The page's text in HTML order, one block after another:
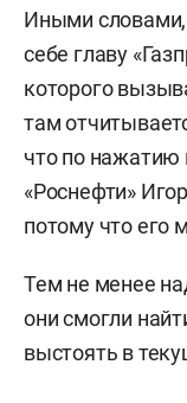
Иными словами,
себе главу
которого
там
что по нажатию
«Роснефти»
потому что его
Тем не менее
они смогли
выстоять в